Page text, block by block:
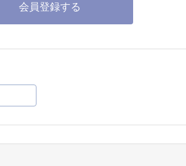
会員登録する